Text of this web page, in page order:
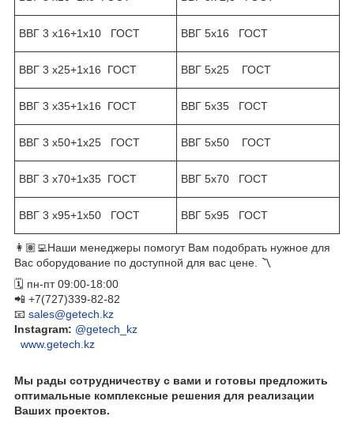
ВВГ 3 х16+1х10 ГОСТ ВВГ 5х16 ГОСТ
ВВГ 3 х25+1х16 ГОСТ ВВГ 5х25 ГОСТ
ВВГ 3 х35+1х16 ГОСТ ВВГ 5х35 ГОСТ
ВВГ 3 х50+1х25 ГОСТ ВВГ 5х50 ГОСТ
ВВГ 3 х70+1х35 ГОСТ ВВГ 5х70 ГОСТ
ВВГ 3 х95+1х50 ГОСТ ВВГ 5х95 ГОСТ
👩🏽‍💻Наши менеджеры помогут Вам подобрать нужное для
Вас оборудование по доступной для вас цене. 〽️
🗓 пн-пт 09:00-18:00
📲 +7(727)339-82-82
📧 sales@getech.kz
Instagram: @getech_kz
www.getech.kz
Мы рады сотрудничеству с вами и готовы предложить
оптимальные комплексные решения для реализации
Ваших проектов.